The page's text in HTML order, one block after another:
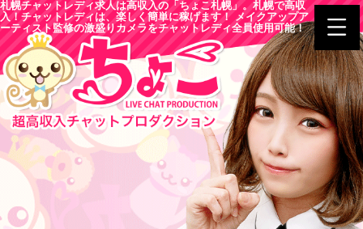
札幌チャットレディ求人は高収入の「ちょこ札幌」。札幌で高収
入！チャットレディは、楽しく簡単に稼げます！ メイクアップア
ーティスト監修の激盛りカメラをチャットレディ全員使用可能！